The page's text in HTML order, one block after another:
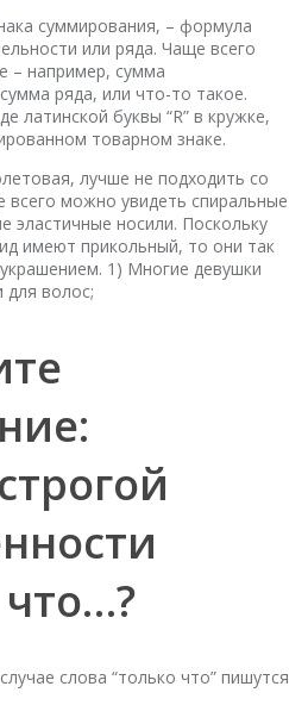
суммирования, – формула
или ряда. Чаще всего
– например, сумма
ряда, или что-то такое.
латинской буквы “R” в кружке,
товарном знаке.
лучше не подходить со
можно увидеть спиральные
эластичные носили. Поскольку
имеют прикольный, то они так
1) Многие девушки
для волос;
слова “только что” пишутся